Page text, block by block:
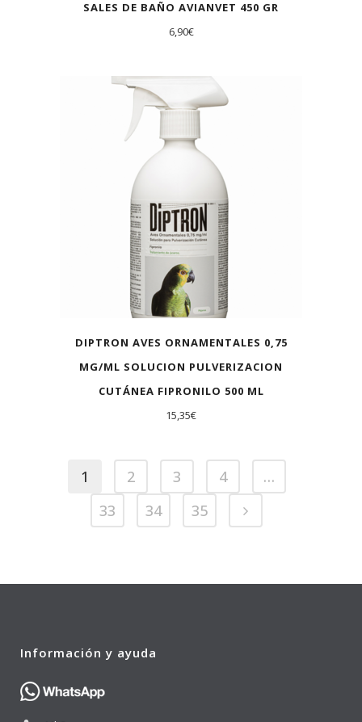
SALES DE BAÑO AVIANVET 450 GR
6,90€
DIPTRON AVES ORNAMENTALES 0,75
MG/ML SOLUCION PULVERIZACION
CUTÁNEA FIPRONILO 500 ML
15,35€
1 2 3 4
…
33
34 35
Información y ayuda